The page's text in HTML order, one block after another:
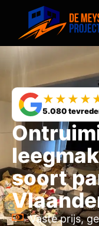
5.080
soort
Vaste prijs,